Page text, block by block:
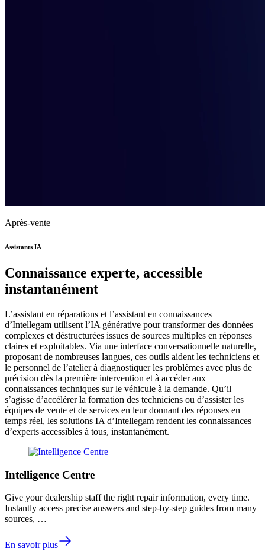
Après-vente
Assistants IA
Connaissance experte, accessible
instantanément
L’assistant en réparations et l’assistant en connaissances
d’Intellegam utilisent l’IA générative pour transformer des données
complexes et déstructurées issues de sources multiples en réponses
claires et exploitables. Via une interface conversationnelle naturelle,
proposant de nombreuses langues, ces outils aident les techniciens et
le personnel de l’atelier à diagnostiquer les problèmes avec plus de
précision dès la première intervention et à accéder aux
connaissances techniques sur le véhicule à la demande. Qu’il
s’agisse d’accélérer la formation des techniciens ou d’assister les
équipes de vente et de services en leur donnant des réponses en
temps réel, les solutions IA d’Intellegam rendent les connaissances
d’experts accessibles à tous, instantanément.
Intelligence Centre
Give your dealership staff the right repair information, every time.
Instantly access precise answers and step-by-step guides from many
sources, …
En savoir plus